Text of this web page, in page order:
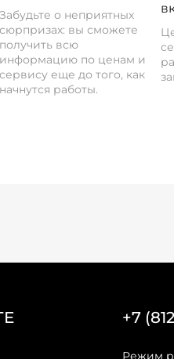
Забудьте о неприятных
сюрпризах: вы сможете
получить всю
информацию по ценам и
сервису еще до того, как
начнутся работы.
+7
Режим